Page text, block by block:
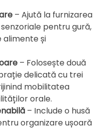
– Ajută la furnizarea
pentru gură,
alimente și
– Folosește două
delicată cu trei
mobilitatea
orale.
– Include o husă
organizare ușoară